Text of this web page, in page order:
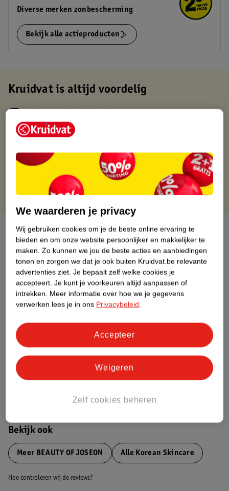
Diverse merken zonbescherming
Bekijk alle actieproducten
Kruidvat is altijd voordelig
Op werkdagen voor 22:00 uur besteld, volgende dag in huis
Gratis thuisbezorgd vanaf 50.00
Gratis punten met je Kruidvat kaart
Over dit product
Productinformatie
Etiketinformatie
Impact Score.
Bekijk ook
Meer BEAUTY OF JOSEON Alle Korean Skincare
Hoe controleren wij de reviews?
We waarderen je privacy
Wij gebruiken cookies om je de beste online ervaring te
bieden en om onze website persoonlijker en makkelijker te
maken. Zo kunnen we jou de beste acties en aanbiedingen
tonen en zorgen we dat je ook buiten Kruidvat.be relevante
advertenties ziet. Je bepaalt zelf welke cookies je
accepteert. Je kunt je voorkeuren altijd aanpassen of
intrekken. Meer informatie over hoe we je gegevens
verwerken lees je in ons Privacybeleid.
Zelf cookies beheren
Weigeren
Accepteer